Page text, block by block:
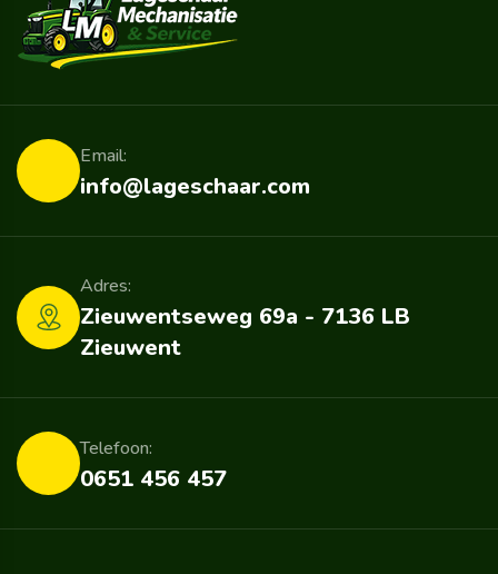
info@lageschaar.com
Email:
Zieuwentseweg 69a - 7136 LB
Zieuwent
Adres:
0651 456 457
Telefoon: